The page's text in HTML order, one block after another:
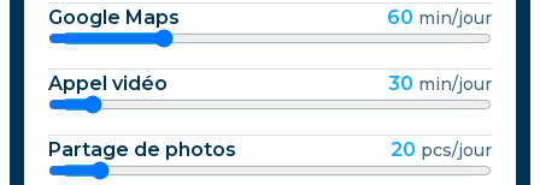
Google Maps 60 min/jour
Appel vidéo 30 min/jour
Partage de photos 20 pcs/jour